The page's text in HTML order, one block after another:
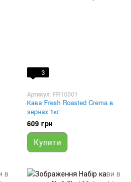
3
Артикул: FR10001
Кава Fresh Roasted Crema в
зернах 1кг
609 грн
Купити